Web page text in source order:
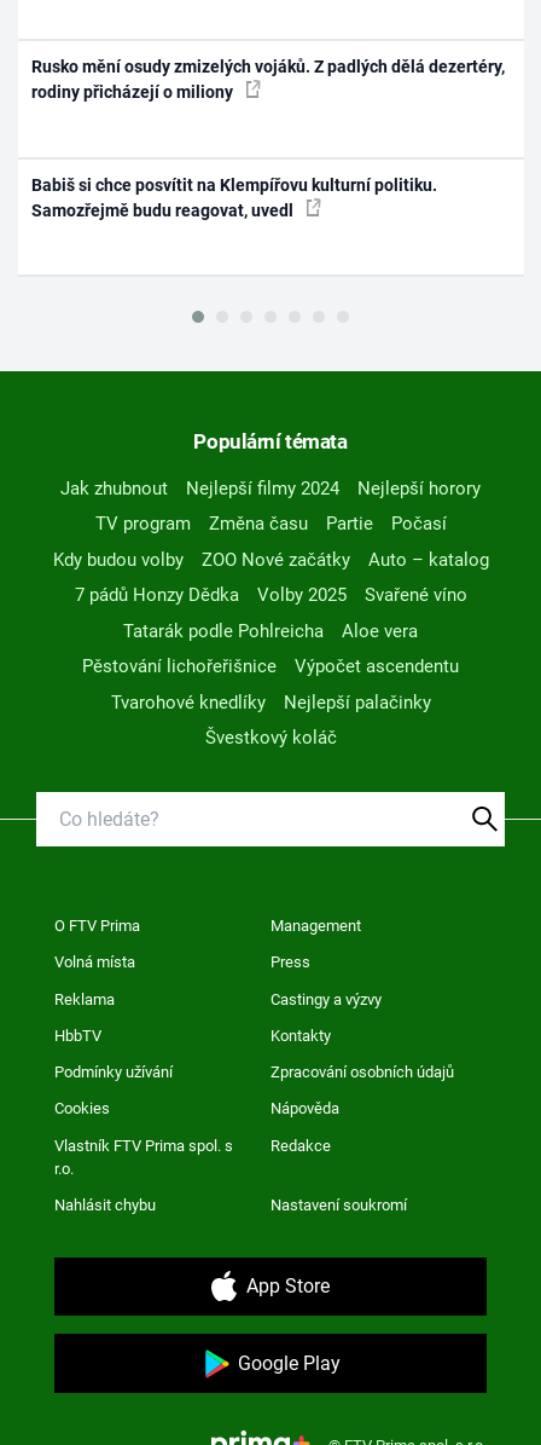
Rusko mění osudy zmizelých vojáků. Z padlých dělá dezertéry,
rodiny přicházejí o miliony
Babiš si chce posvítit na Klempířovu kulturní politiku.
Samozřejmě budu reagovat, uvedl
Populární témata
Jak zhubnout Nejlepší filmy 2024
Nejlepší horory
TV program
Změna času Partie
Počasí
Kdy budou volby
ZOO Nové začátky
Auto – katalog
7 pádů Honzy Dědka
Volby 2025
Svařené víno
Tatarák podle Pohlreicha
Aloe vera
Pěstování lichořeřišnice
Výpočet ascendentu
Tvarohové knedlíky
Nejlepší palačinky
Švestkový koláč
O FTV Prima Management
Volná místa Press
Reklama Castingy a výzvy
HbbTV Kontakty
Podmínky užívání Zpracování osobních údajů
Cookies Nápověda
Vlastník FTV Prima spol. s
r.o.
Redakce
Nahlásit chybu Nastavení soukromí
App Store
Google Play